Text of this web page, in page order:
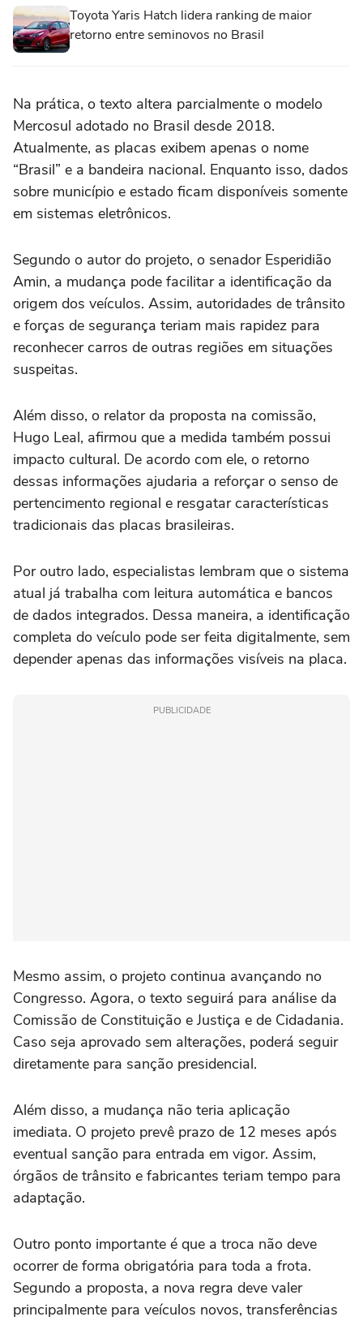
Toyota Yaris Hatch lidera ranking de maior
retorno entre seminovos no Brasil
Na prática, o texto altera parcialmente o modelo
Mercosul adotado no Brasil desde 2018.
Atualmente, as placas exibem apenas o nome
“Brasil” e a bandeira nacional. Enquanto isso, dados
sobre município e estado ficam disponíveis somente
em sistemas eletrônicos.
Segundo o autor do projeto, o senador Esperidião
Amin, a mudança pode facilitar a identificação da
origem dos veículos. Assim, autoridades de trânsito
e forças de segurança teriam mais rapidez para
reconhecer carros de outras regiões em situações
suspeitas.
Além disso, o relator da proposta na comissão,
Hugo Leal, afirmou que a medida também possui
impacto cultural. De acordo com ele, o retorno
dessas informações ajudaria a reforçar o senso de
pertencimento regional e resgatar características
tradicionais das placas brasileiras.
Por outro lado, especialistas lembram que o sistema
atual já trabalha com leitura automática e bancos
de dados integrados. Dessa maneira, a identificação
completa do veículo pode ser feita digitalmente, sem
depender apenas das informações visíveis na placa.
PUBLICIDADE
Mesmo assim, o projeto continua avançando no
Congresso. Agora, o texto seguirá para análise da
Comissão de Constituição e Justiça e de Cidadania.
Caso seja aprovado sem alterações, poderá seguir
diretamente para sanção presidencial.
Além disso, a mudança não teria aplicação
imediata. O projeto prevê prazo de 12 meses após
eventual sanção para entrada em vigor. Assim,
órgãos de trânsito e fabricantes teriam tempo para
adaptação.
Outro ponto importante é que a troca não deve
ocorrer de forma obrigatória para toda a frota.
Segundo a proposta, a nova regra deve valer
principalmente para veículos novos, transferências